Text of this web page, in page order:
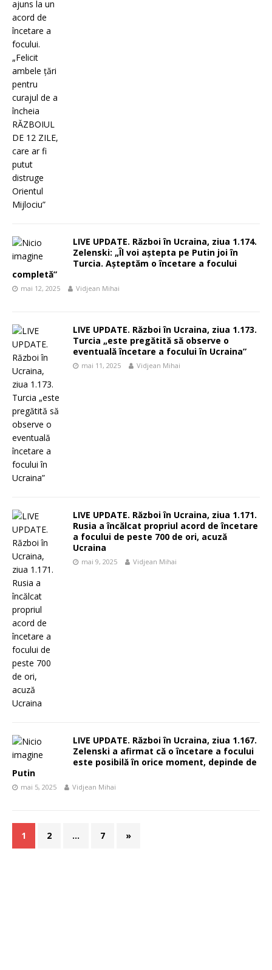
LIVE UPDATE. Război în Ucraina, ziua 1.174.
Zelenski: „Îl voi aștepta pe Putin joi în
Turcia. Așteptăm o încetare a focului
completă”
mai 12, 2025 Vidjean Mihai
LIVE UPDATE. Război în Ucraina, ziua 1.173.
Turcia „este pregătită să observe o
eventuală încetare a focului în Ucraina”
mai 11, 2025 Vidjean Mihai
LIVE UPDATE. Război în Ucraina, ziua 1.171.
Rusia a încălcat propriul acord de încetare
a focului de peste 700 de ori, acuză
Ucraina
mai 9, 2025 Vidjean Mihai
LIVE UPDATE. Război în Ucraina, ziua 1.167.
Zelenski a afirmat că o încetare a focului
este posibilă în orice moment, depinde de
Putin
mai 5, 2025 Vidjean Mihai
1 2 … 7 »